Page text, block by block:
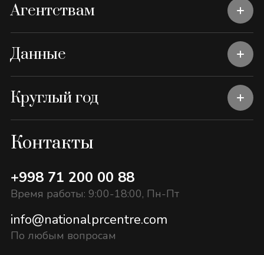
Агентствам
Данные
Круглый год
Контакты
+998 71 200 00 88
Время работы: 9:00-18:00, Пн-Пт
info@nationalprcentre.com
По любым вопросам